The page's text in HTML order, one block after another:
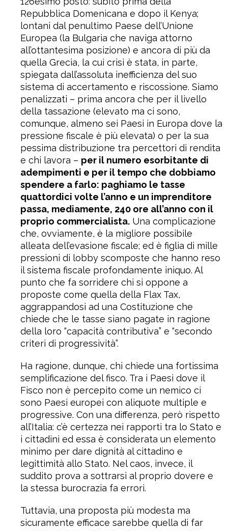
Repubblica Domenicana e dopo il Kenya;
lontani dal penultimo Paese dell’Unione
Europea (la Bulgaria che naviga attorno
all’ottantesima posizione) e ancora di più da
quella Grecia, la cui crisi è stata, in parte,
spiegata dall’assoluta inefficienza del suo
sistema di accertamento e riscossione. Siamo
penalizzati – prima ancora che per il livello
della tassazione (elevato ma ci sono,
comunque, almeno sei Paesi in Europa dove la
pressione fiscale è più elevata) o per la sua
pessima distribuzione tra percettori di rendita
e chi lavora – per il numero esorbitante di
adempimenti e per il tempo che dobbiamo
spendere a farlo: paghiamo le tasse
quattordici volte l’anno e un imprenditore
passa, mediamente, 240 ore all’anno con il
proprio commercialista. Una complicazione
che, ovviamente, è la migliore possibile
alleata dell’evasione fiscale; ed è figlia di mille
pressioni di lobby scomposte che hanno reso
il sistema fiscale profondamente iniquo. Al
punto che fa sorridere chi si oppone a
proposte come quella della Flax Tax,
aggrappandosi ad una Costituzione che
chiede che le tasse siano pagate in ragione
della loro “capacità contributiva” e “secondo
criteri di progressività”.
Ha ragione, dunque, chi chiede una fortissima
semplificazione del fisco. Tra i Paesi dove il
Fisco non è percepito come un nemico ci
sono Paesi europei con aliquote multiple e
progressive. Con una differenza, però rispetto
all’Italia: c’è certezza nei rapporti tra lo Stato e
i cittadini ed essa è considerata un elemento
minimo per dare dignità al cittadino e
legittimità allo Stato. Nel caos, invece, il
suddito prova a sottrarsi al proprio dovere e
la stessa burocrazia fa errori.
Tuttavia, una proposta più modesta ma
sicuramente efficace sarebbe quella di far